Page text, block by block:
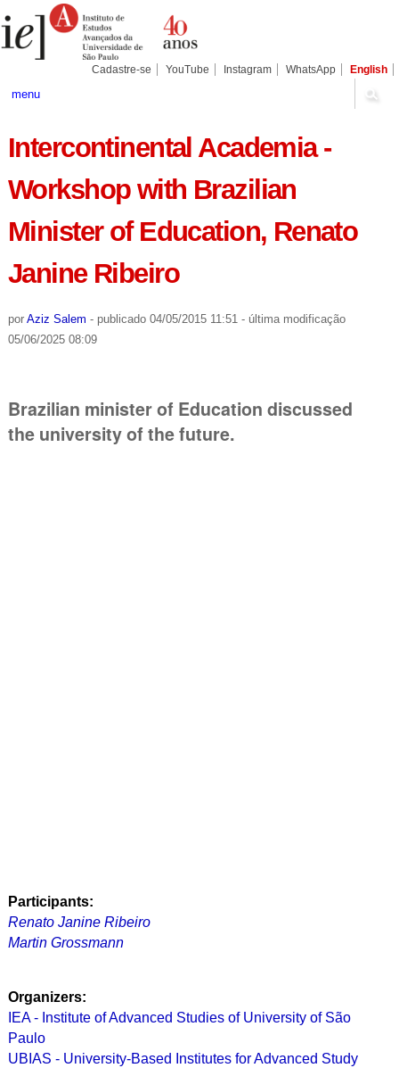
para
conteúdo.
Pessoais
Cadastre-se YouTube Instagram WhatsApp English
menu
Intercontinental Academia -
Workshop with Brazilian
Minister of Education, Renato
Janine Ribeiro
por Aziz Salem - publicado04/05/2015 11:51 - última modificação
05/06/2025 08:09
Brazilian minister of Education discussed
the university of the future.
Participants:
Renato Janine Ribeiro
Martin Grossmann
Organizers:
IEA - Institute of Advanced Studies of University of São
Paulo
UBIAS - University-Based Institutes for Advanced Study